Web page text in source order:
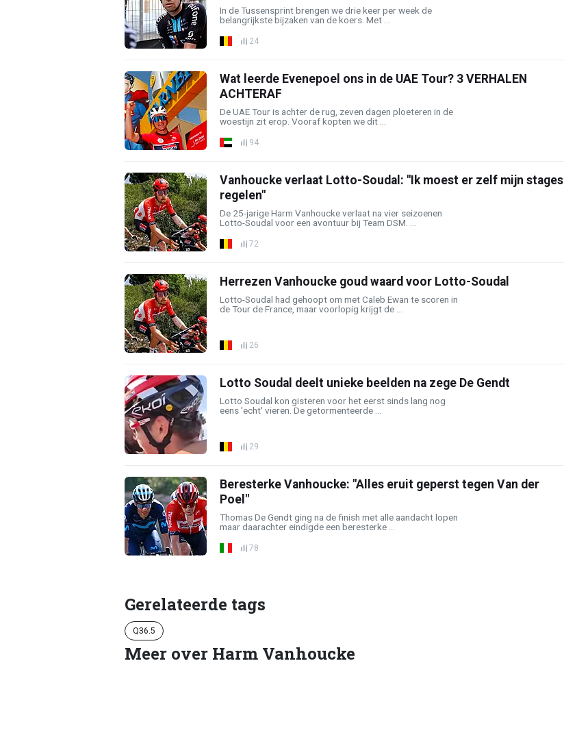
In de Tussensprint brengen we drie keer per week de
belangrijkste bijzaken van de koers. Met ...
24
Wat leerde Evenepoel ons in de UAE Tour? 3 VERHALEN
ACHTERAF
De UAE Tour is achter de rug, zeven dagen ploeteren in de
woestijn zit erop. Vooraf kopten we dit ...
94
Vanhoucke verlaat Lotto-Soudal: "Ik moest er zelf mijn stages
regelen"
De 25-jarige Harm Vanhoucke verlaat na vier seizoenen
Lotto-Soudal voor een avontuur bij Team DSM. ...
72
Herrezen Vanhoucke goud waard voor Lotto-Soudal
Lotto-Soudal had gehoopt om met Caleb Ewan te scoren in
de Tour de France, maar voorlopig krijgt de ...
26
Lotto Soudal deelt unieke beelden na zege De Gendt
Lotto Soudal kon gisteren voor het eerst sinds lang nog
eens 'echt' vieren. De getormenteerde ...
29
Beresterke Vanhoucke: "Alles eruit geperst tegen Van der
Poel"
Thomas De Gendt ging na de finish met alle aandacht lopen
maar daarachter eindigde een beresterke ...
78
Gerelateerde tags
Q36.5
Meer over Harm Vanhoucke